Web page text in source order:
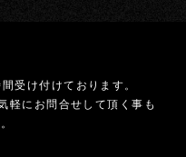
受け付けております。
軽にお問合せして頂く事も